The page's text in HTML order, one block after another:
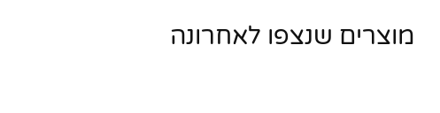
מוצרים שנצפו לאחרונה